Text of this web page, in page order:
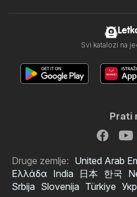
Svi katalozi na
Prati
Druge zemlje: United Arab
Ελλάδα India 日本 한국
Srbija Slovenija Türkiye